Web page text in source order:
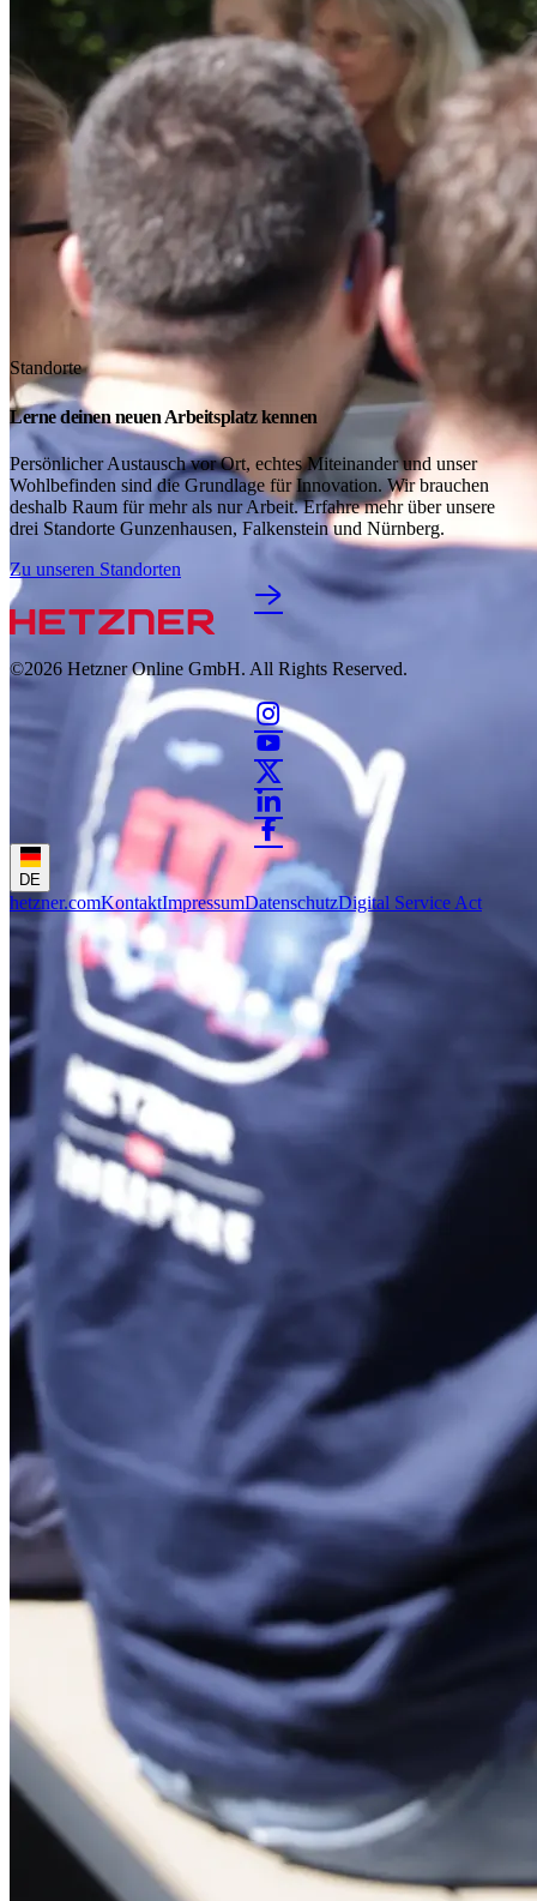
Standorte
Lerne deinen neuen Arbeitsplatz kennen
Persönlicher Austausch vor Ort, echtes Miteinander und unser
Wohlbefinden sind die Grundlage für Innovation. Wir brauchen
deshalb Raum für mehr als nur Arbeit. Erfahre mehr über unsere
drei Standorte Gunzenhausen, Falkenstein und Nürnberg.
Zu unseren Standorten
©2026 Hetzner Online GmbH. All Rights Reserved.
DE
hetzner.comKontaktImpressumDatenschutzDigital Service Act